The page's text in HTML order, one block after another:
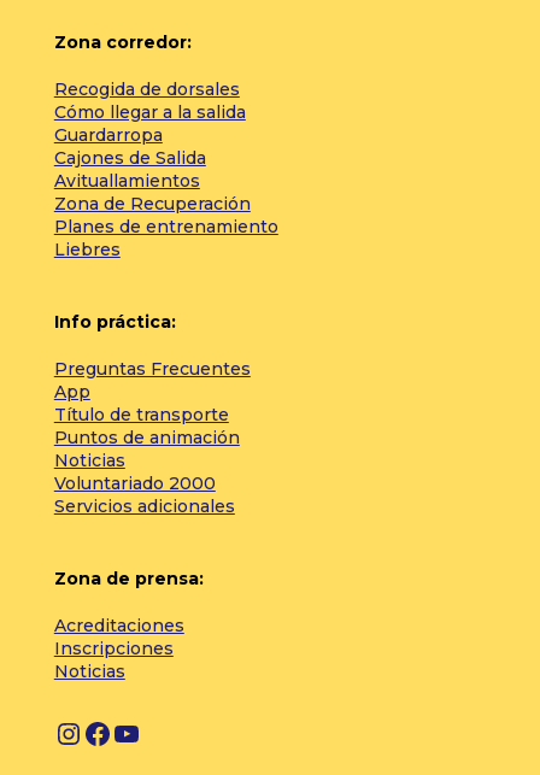
Zona corredor:
Recogida de dorsales
Cómo llegar a la salida
Guardarropa
Cajones de Salida
Avituallamientos
Zona de Recuperación
Planes de entrenamiento
Liebres
Info práctica:
Preguntas Frecuentes
App
Título de transporte
Puntos de animación
Noticias
Voluntariado 2000
Servicios adicionales
Zona de prensa:
Acreditaciones
Inscripciones
Noticias
I
F Y